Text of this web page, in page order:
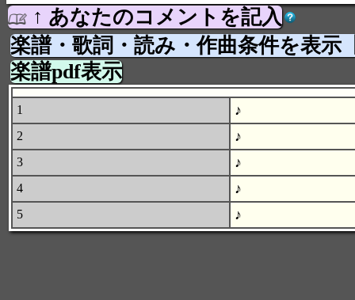
↑ あなたのコメントを記入
楽譜・歌詞・読み・作曲条件を表示
楽譜pdf表示
1 ♪
2 ♪
3 ♪
4 ♪
5 ♪